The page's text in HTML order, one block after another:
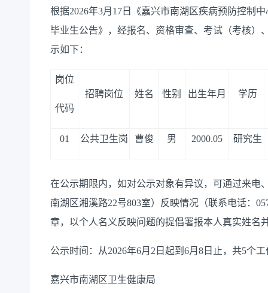
根据2026年3月17日《嘉兴市南湖区疾病预防控制
毕业生公告》，经报名、资格审查、考试（考核）
示如下：
岗位
代码
招聘岗位 姓名 性别 出生年月 学历
01 公共卫生岗 曹俊 男 2000.05 研究生
在公示期限内，如对公示对象有异议，可通过来电
南湖区湘溪路22号803室）反映情况（联系电话：
章，以个人名义反映问题的提倡署报本人真实姓名
公示时间：从2026年6月2日起到6月8日止，共5个
嘉兴市南湖区卫生健康局